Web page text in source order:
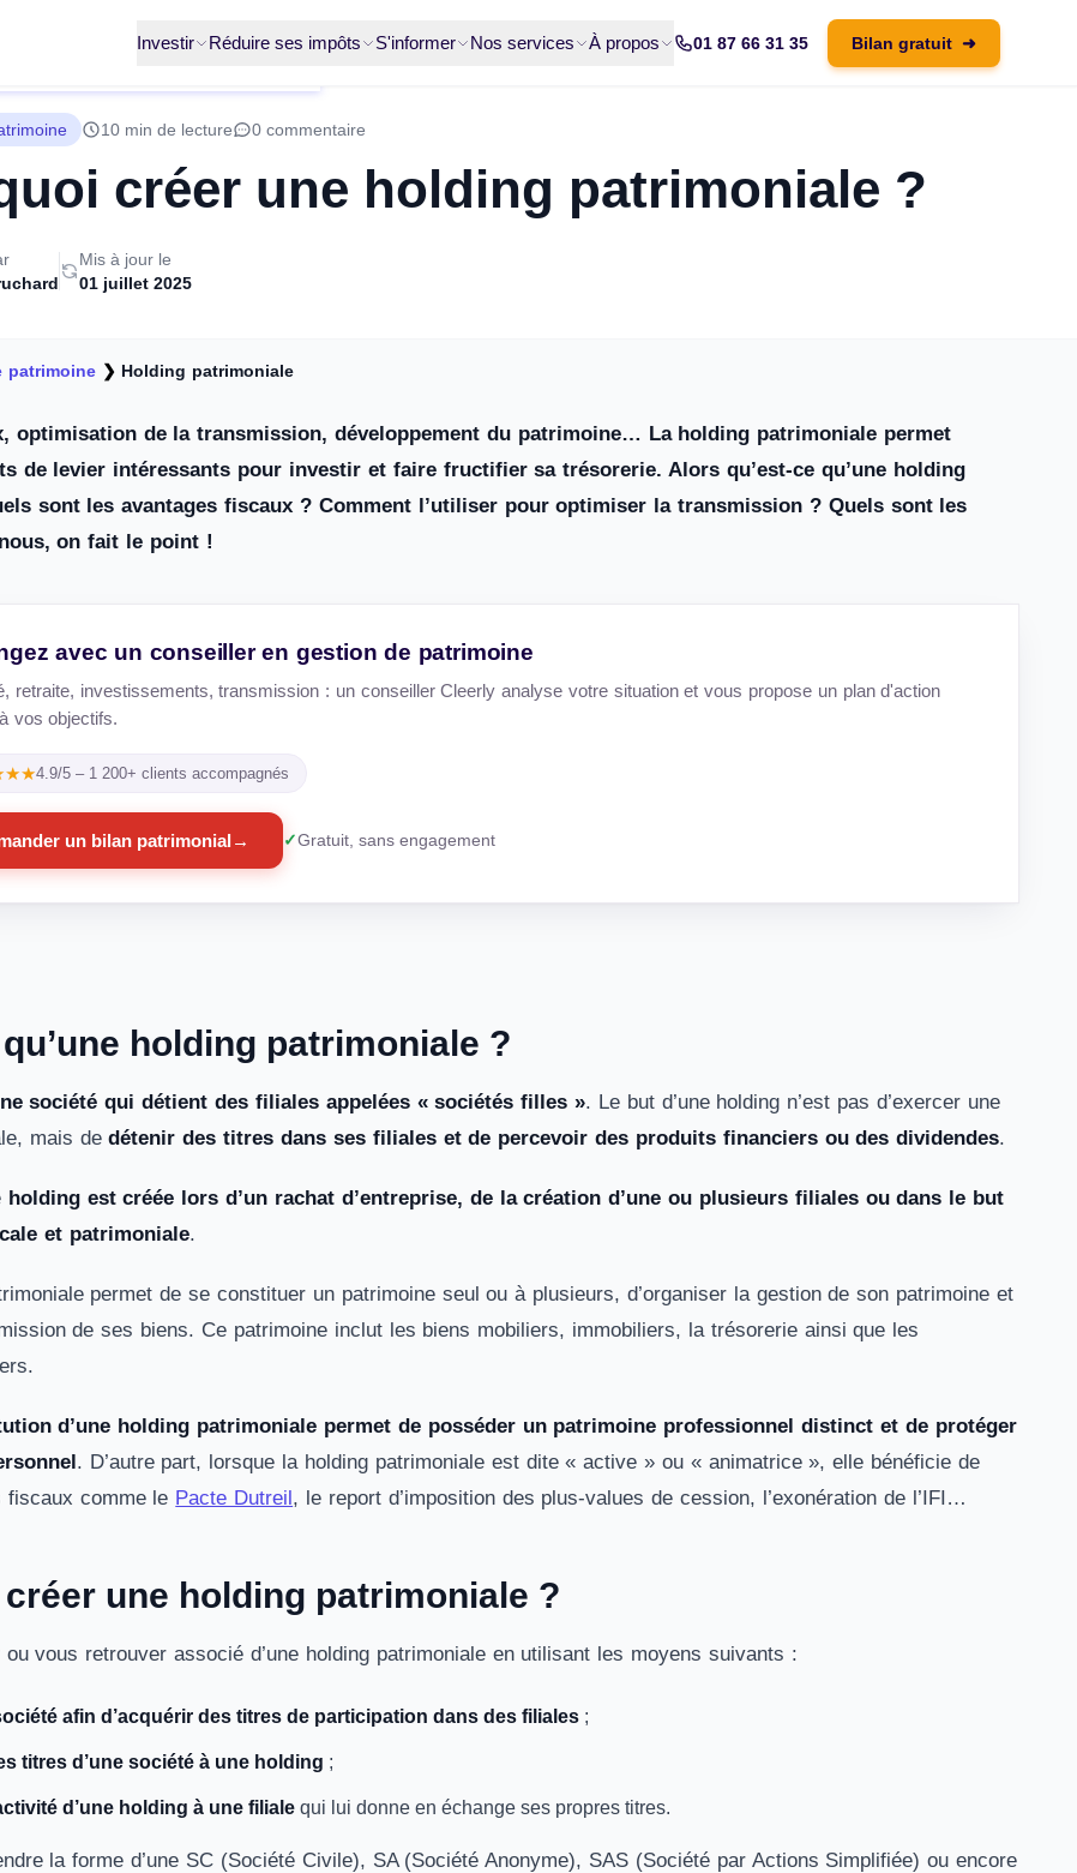
Investir Réduire ses impôts S'informer Nos services À propos 01 87 66 31 35 Bilan gratuit ➜
10 min de lecture 0 commentaire
créer une holding patrimoniale ?
Mis à jour le
01 juillet 2025
patrimoine❯ Holding patrimoniale
optimisation de la transmission, développement du patrimoine… La holding patrimoniale permet
de levier intéressants pour investir et faire fructifier sa trésorerie. Alors qu’est-ce qu’une holding
sont les avantages fiscaux ? Comment l’utiliser pour optimiser la transmission ? Quels sont les
on fait le point !
avec un conseiller en gestion de patrimoine
retraite, investissements, transmission : un conseiller Cleerly analyse votre situation et vous propose un plan d'action
vos objectifs.
4.9/5 – 1 200+ clients accompagnés
un bilan patrimonial → Gratuit, sans engagement
qu’une holding patrimoniale ?
société qui détient des filiales appelées « sociétés filles ». Le but d’une holding n’est pas d’exercer une
mais dedétenir des titres dans ses filiales et de percevoir des produits financiers ou des dividendes.
holding est créée lors d’un rachat d’entreprise, de la création d’une ou plusieurs filiales ou dans le but
et patrimoniale.
permet de se constituer un patrimoine seul ou à plusieurs, d’organiser la gestion de son patrimoine et
de ses biens. Ce patrimoine inclut les biens mobiliers, immobiliers, la trésorerie ainsi que les
d’une holding patrimoniale permet de posséder un patrimoine professionnel distinct et de protéger
. D’autre part, lorsque la holding patrimoniale est dite « active » ou « animatrice », elle bénéficie de
fiscaux comme le Pacte Dutreil, le report d’imposition des plus-values de cession, l’exonération de l’IFI…
une holding patrimoniale ?
vous retrouver associé d’une holding patrimoniale en utilisant les moyens suivants :
afin d’acquérir des titres de participation dans des filiales ;
titres d’une société à une holding ;
d’une holding à une filiale qui lui donne en échange ses propres titres.
la forme d’une SC (Société Civile), SA (Société Anonyme), SAS (Société par Actions Simplifiée) ou encore